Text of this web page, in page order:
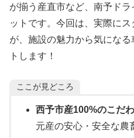
が揃う産直市など、南予ド
ットです。今回は、実際に
が、施設の魅力から気にな
トします！
ここが見どころ
西予市産100%のこだわ
元産の安心・安全な農